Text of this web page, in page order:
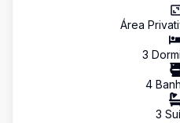
Área
3
4
3